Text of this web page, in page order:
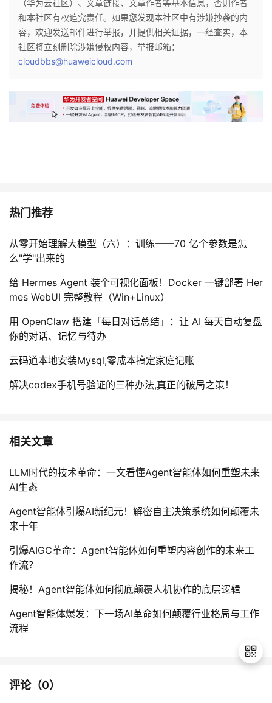
（华为云社区）、文章链接、文章作者等基本信息，否则作者
和本社区有权追究责任。如果您发现本社区中有涉嫌抄袭的内
容，欢迎发送邮件进行举报，并提供相关证据，一经查实，本
社区将立刻删除涉嫌侵权内容，举报邮箱：
cloudbbs@huaweicloud.com
热门推荐
从零开始理解大模型（六）：训练——70 亿个参数是怎
么"学"出来的
给 Hermes Agent 装个可视化面板！Docker 一键部署 Her
mes WebUI 完整教程（Win+Linux）
用 OpenClaw 搭建「每日对话总结」：让 AI 每天自动复盘
你的对话、记忆与待办
云码道本地安装Mysql,零成本搞定家庭记账
解决codex手机号验证的三种办法,真正的破局之策！
相关文章
LLM时代的技术革命：一文看懂Agent智能体如何重塑未来
AI生态
Agent智能体引爆AI新纪元！解密自主决策系统如何颠覆未
来十年
引爆AIGC革命：Agent智能体如何重塑内容创作的未来工
作流？
揭秘！Agent智能体如何彻底颠覆人机协作的底层逻辑
Agent智能体爆发：下一场AI革命如何颠覆行业格局与工作
流程
评论（0）